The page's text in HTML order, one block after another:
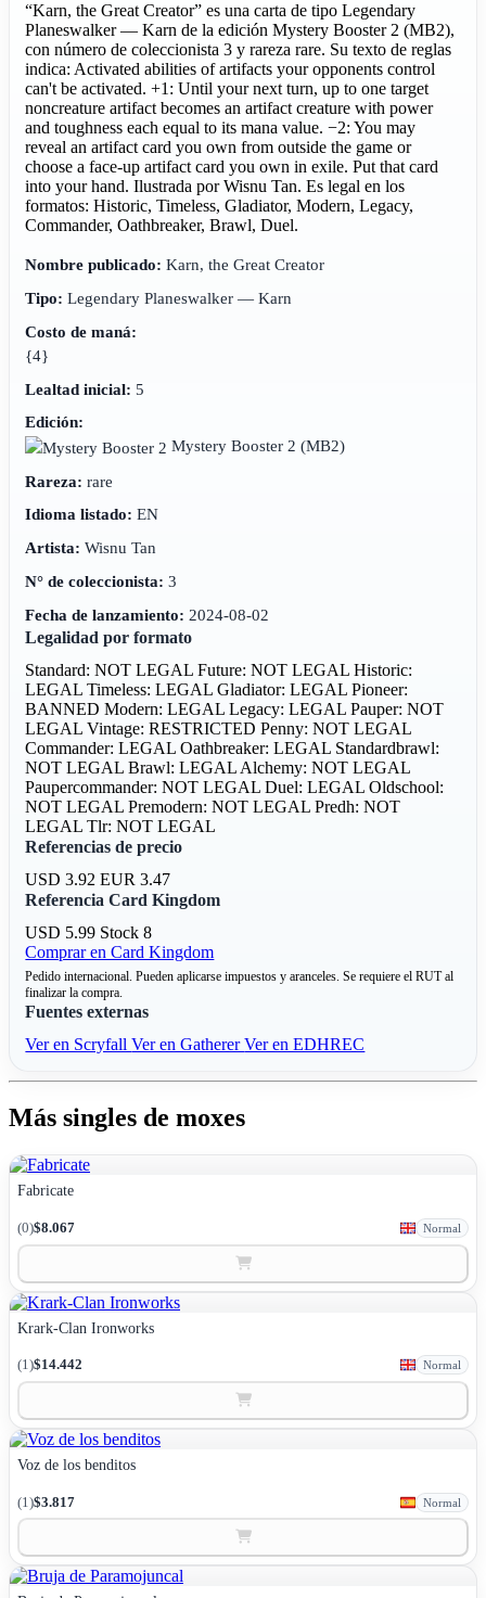
“Karn, the Great Creator” es una carta de tipo Legendary
Planeswalker — Karn de la edición Mystery Booster 2 (MB2),
con número de coleccionista 3 y rareza rare. Su texto de reglas
indica: Activated abilities of artifacts your opponents control
can't be activated. +1: Until your next turn, up to one target
noncreature artifact becomes an artifact creature with power
and toughness each equal to its mana value. −2: You may
reveal an artifact card you own from outside the game or
choose a face-up artifact card you own in exile. Put that card
into your hand. Ilustrada por Wisnu Tan. Es legal en los
formatos: Historic, Timeless, Gladiator, Modern, Legacy,
Commander, Oathbreaker, Brawl, Duel.
Nombre publicado: Karn, the Great Creator
Tipo: Legendary Planeswalker — Karn
Costo de maná:
{4}
Lealtad inicial: 5
Edición:
Mystery Booster 2(MB2)
Rareza: rare
Idioma listado: EN
Artista: Wisnu Tan
N° de coleccionista: 3
Fecha de lanzamiento: 2024-08-02
Legalidad por formato
Standard: NOT LEGALFuture: NOT LEGALHistoric:
LEGALTimeless: LEGALGladiator: LEGALPioneer:
BANNEDModern: LEGALLegacy: LEGALPauper: NOT
LEGALVintage: RESTRICTEDPenny: NOT LEGAL
Commander: LEGALOathbreaker: LEGAL Standardbrawl:
NOT LEGALBrawl: LEGAL Alchemy: NOT LEGAL
Paupercommander: NOT LEGALDuel: LEGALOldschool:
NOT LEGALPremodern: NOT LEGALPredh: NOT
LEGALTlr: NOT LEGAL
Referencias de precio
USD 3.92EUR 3.47
Referencia Card Kingdom
USD 5.99 Stock 8
Comprar en Card Kingdom
Pedido internacional. Pueden aplicarse impuestos y aranceles. Se requiere el RUT al
finalizar la compra.
Fuentes externas
Ver en ScryfallVer en GathererVer en EDHREC
Más singles de moxes
Fabricate
(0)$8.067 Normal
Krark-Clan Ironworks
(1)$14.442 Normal
Voz de los benditos
(1)$3.817 Normal